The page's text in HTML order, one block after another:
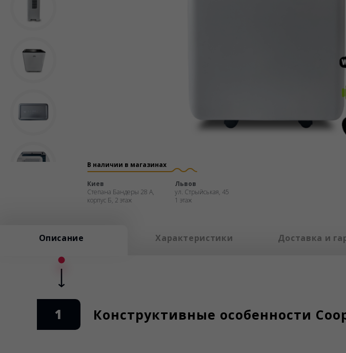
В наличии в магазинах
Киев
Степана Бандеры 28 А,
корпус Б, 2 этаж
Львов
ул. Стрыйськая, 45
1 этаж
Описание Характеристики Доставка и
1 Конструктивные особенности